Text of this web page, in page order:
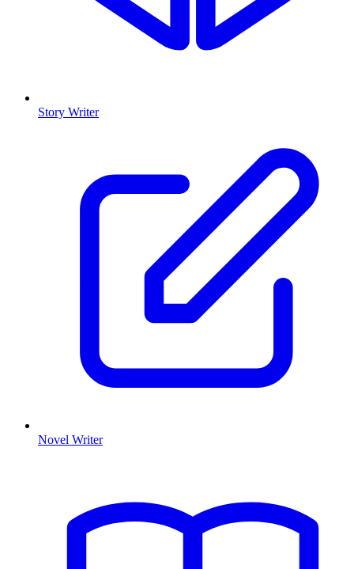
Story Writer
Novel Writer